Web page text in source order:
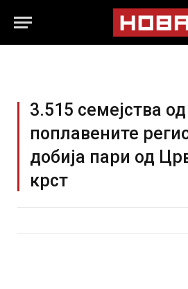
3.515 семејства од
поплавените
добија пари од
крст